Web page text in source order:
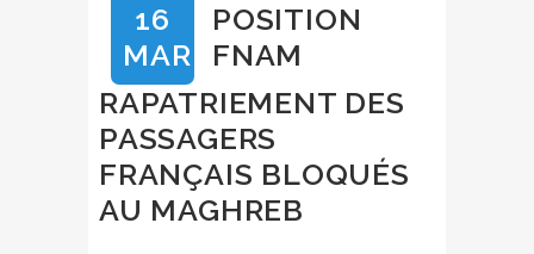
16
MAR
POSITION
FNAM
RAPATRIEMENT DES
PASSAGERS
FRANÇAIS BLOQUÉS
AU MAGHREB